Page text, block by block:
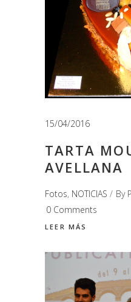
15/04/2016
TARTA
AVELLANA
Fotos, NOTICIAS By
0 Comments
LEER MÁS